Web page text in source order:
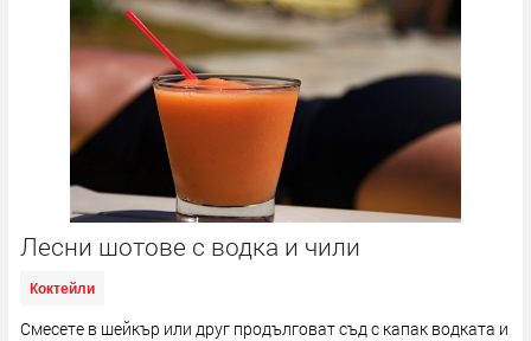
Лесни шотове с водка и чили
Коктейли
Смесете в шейкър или друг продълговат съд с капак водката и